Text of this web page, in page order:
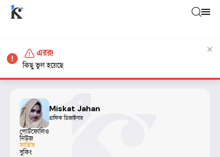
Miskat Jahan
গ্রাফিক ডিজাইনার
পোর্টফোলিও
নিউজ
সার্ভিস
বুকিং
এরর!
কিছু ভুল হয়েছে